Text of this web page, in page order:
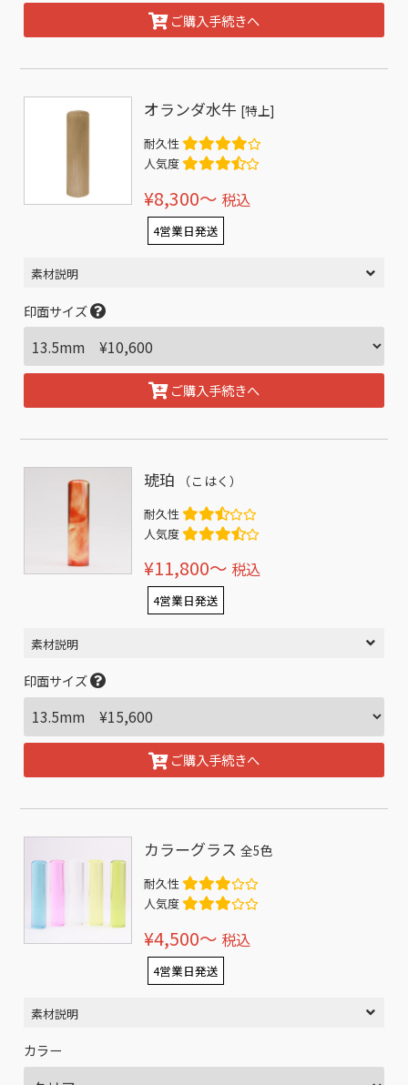
ご購入手続きへ
オランダ水牛 [特上]
耐久性
人気度
¥8,300〜 税込
4営業日発送
素材説明
印面サイズ
ご購入手続きへ
琥珀 （こはく）
耐久性
人気度
¥11,800〜 税込
4営業日発送
素材説明
印面サイズ
ご購入手続きへ
カラーグラス全5色
耐久性
人気度
¥4,500〜 税込
4営業日発送
素材説明
カラー